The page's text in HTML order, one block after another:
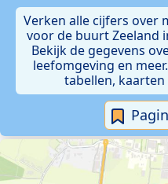
Verken alle cijfers over
voor de buurt Zeeland
Bekijk de gegevens
leefomgeving en
tabellen,